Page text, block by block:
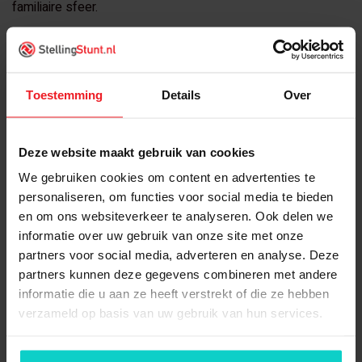
Toestemming Details Over
Deze website maakt gebruik van cookies
We gebruiken cookies om content en advertenties te
personaliseren, om functies voor social media te bieden
en om ons websiteverkeer te analyseren. Ook delen we
informatie over uw gebruik van onze site met onze
partners voor social media, adverteren en analyse. Deze
partners kunnen deze gegevens combineren met andere
informatie die u aan ze heeft verstrekt of die ze hebben
verzameld op basis van uw gebruik van hun services.
familiaire sfeer.
Goede primaire en secundaire arbeidsvoorwaarden
€2.500,- / €2.900,- op basis van fulltime
Nette pensioenregeling;
Reiskostenvergoeding;
Met uitzicht op een vast contract;
Nette bedrijfskleding;
Alles om je werk naar behoren uit te voeren;
Nette fitnessruimte aanwezig op de zaak;
Elke maand een bedrijfsborrel met een hapje eten;
Werklocatie fysiek: Oosterhout (Gld)
Bedrijfsomschrijving
Trading Together B.V. is een bedrijf dat zich dagelijks